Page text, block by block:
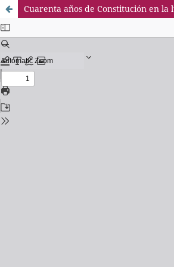
Cuarenta años de Constitución en